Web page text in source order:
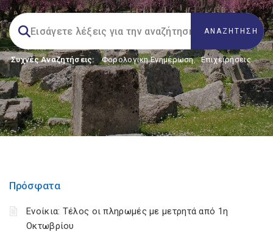
Συχνές Αναζητήσεις: Φορολογικη Ενημέρωση, Επιχειρήσεις
Πρόσφατα
Ενοίκια: Τέλος οι πληρωμές με μετρητά από 1η
Οκτωβρίου